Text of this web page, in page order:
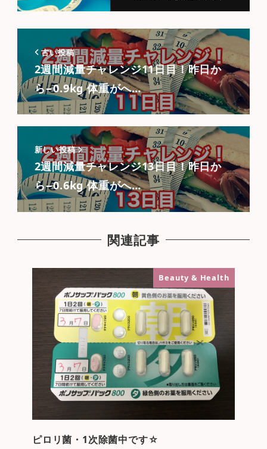
古い投稿
2週間減量チャレンジ11日目！昨日か
ら−0.9kg 体重がへ…
新しい投稿
2週間減量チャレンジ13日目！昨日か
ら−0.6kg 体重がへ…
関連記事
Beauty & Health
ピロリ菌・1次除菌中です☆